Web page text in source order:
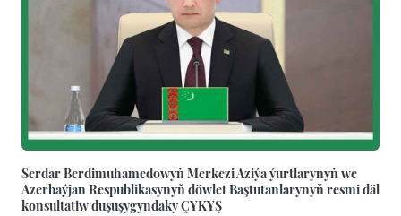
Serdar Berdimuhamedowyň Merkezi Aziýa ýurtlarynyň we
Azerbaýjan Respublikasynyň döwlet Baştutanlarynyň resmi däl
konsultatiw duşuşygyndaky ÇYKYŞ